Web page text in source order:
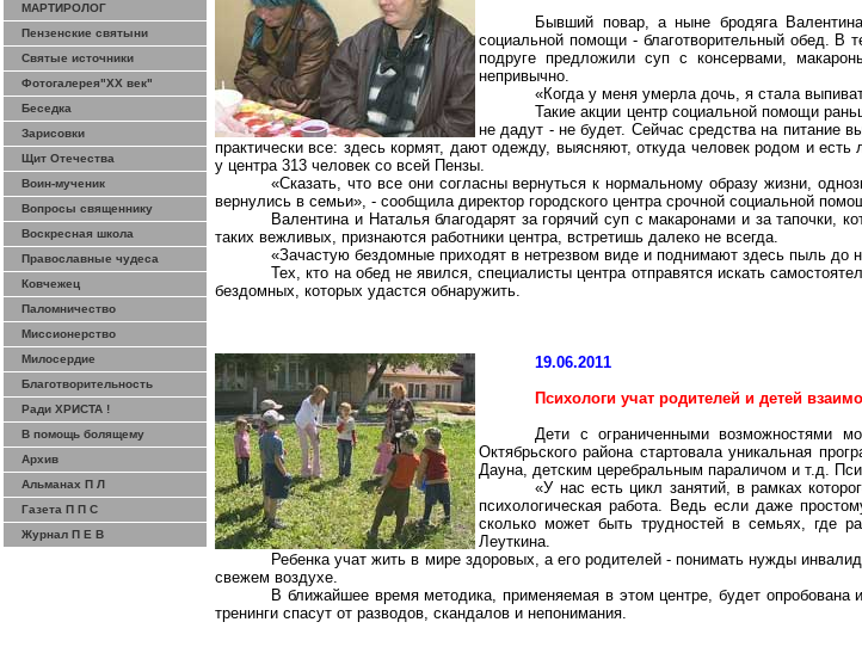
МАРТИРОЛОГ
Пензенские святыни
Святые источники
Фотогалерея"ХХ век"
Беседка
Зарисовки
Щит Отечества
Воин-мученик
Вопросы священнику
Воскресная школа
Православные чудеса
Ковчежец
Паломничество
Миссионерство
Милосердие
Благотворительность
Ради ХРИСТА !
В помощь болящему
Архив
Альманах П Л
Газета П П С
Журнал П Е В
Бывший повар, а ныне бродяга
социальной помощи - благотворительный обед. В
подруге предложили суп с консервами,
непривычно.
«Когда у меня умерла дочь, я стала
Такие акции центр социальной помощи
не дадут - не будет. Сейчас средства на питание
практически все: здесь кормят, дают одежду, выясняют, откуда человек родом и
у центра 313 человек со всей Пензы.
«Сказать, что все они согласны вернуться к нормальному образу жизни,
вернулись в семьи», - сообщила директор городского центра срочной социальной
Валентина и Наталья благодарят за горячий суп с макаронами и за тапочки,
таких вежливых, признаются работники центра, встретишь далеко не всегда.
«Зачастую бездомные приходят в нетрезвом виде и поднимают здесь пыль до
Тех, кто на обед не явился, специалисты центра отправятся искать
бездомных, которых удастся обнаружить.
19.06.2011
Психологи учат родителей и детей
Дети с ограниченными возможностями
Октябрьского района стартовала уникальная
Дауна, детским церебральным параличом и т.д.
«У нас есть цикл занятий, в рамках
психологическая работа. Ведь если даже
сколько может быть трудностей в семьях, где
Леуткина.
Ребенка учат жить в мире здоровых, а его родителей - понимать нужды
свежем воздухе.
В ближайшее время методика, применяемая в этом центре, будет
тренинги спасут от разводов, скандалов и непонимания.